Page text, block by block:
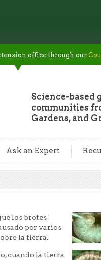
office through our
Science-based
communities
Gardens, and
Ask an Expert
los brotes
por varios
la tierra.
cuando la tierra